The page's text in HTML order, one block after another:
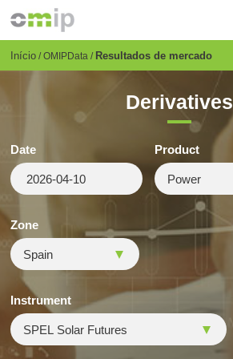
para
conteúdo
Breadcrumb
Início OMIPData Resultados de mercado
Derivatives
Date Product
Zone
Instrument